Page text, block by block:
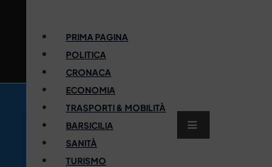
PRIMA PAGINA
POLITICA
CRONACA
ECONOMIA
TRASPORTI & MOBILITÀ
BARSICILIA
SANITÀ
TURISMO